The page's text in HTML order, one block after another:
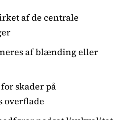
af de centrale
af blænding eller
skader på
overflade